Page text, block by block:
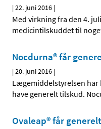
|22. juni 2016 |
Med virkning fra den 4.
medicintilskuddet til
Nocdurna® får
|20. juni 2016 |
Lægemiddelstyrelsen har
have generelt tilskud.
Ovaleap® får